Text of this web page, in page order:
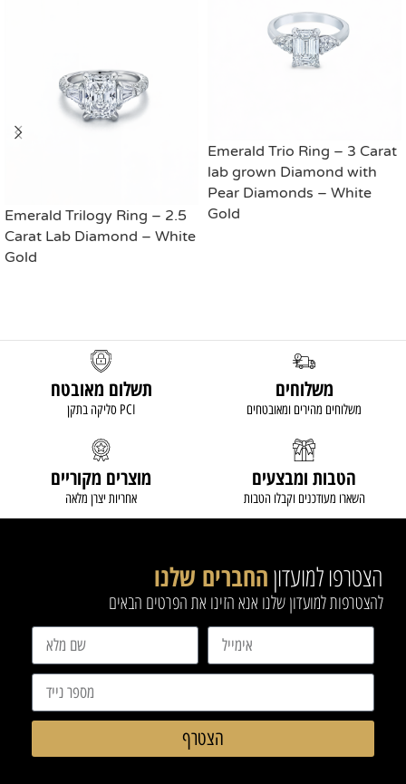
Emerald Trilogy Ring – 2.5
Carat Lab Diamond – White
Gold
Emerald Trio Ring – 3 Carat
lab grown Diamond with
Pear Diamonds – White
Gold
תשלום מאובטח
סליקה בתקן PCI
משלוחים
משלוחים מהירים ומאובטחים
מוצרים מקוריים
אחריות יצרן מלאה
הטבות ומבצעים
השארו מעודכנים וקבלו הטבות
הצטרפו למועדוןהחברים שלנו
להצטרפות למועדון שלנו אנא הזינו את הפרטים הבאים
הצטרף